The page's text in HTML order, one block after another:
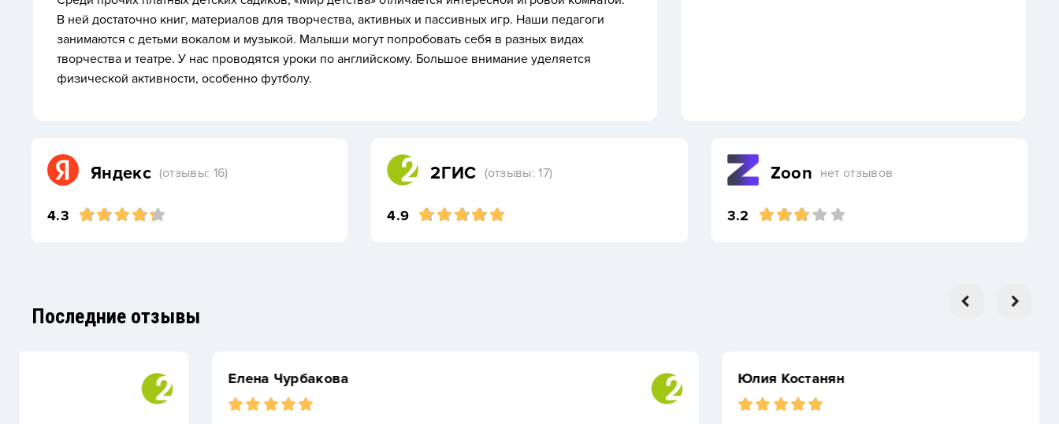
В ней достаточно книг, материалов для творчества, активных и пассивных игр. Наши педагоги
занимаются с детьми вокалом и музыкой. Малыши могут попробовать себя в разных видах
творчества и театре. У нас проводятся уроки по английскому. Большое внимание уделяется
физической активности, особенно футболу.
Яндекс (отзывы: 16)
4.3
2ГИС (отзывы: 17)
4.9
Zoon нет отзывов
3.2
Последние отзывы
Елена Чурбакова Юлия Костанян